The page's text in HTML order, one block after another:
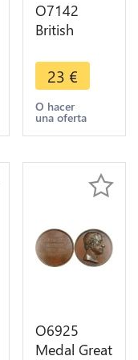
O7142
British
Niblock
1795 Bridge
Street
Bristol ->
23 €
O hacer
una oferta
O6925
Medal Great